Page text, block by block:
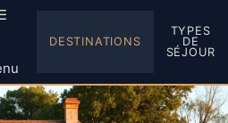
DESTINATIONS
TYPES
DE
SÉJOUR